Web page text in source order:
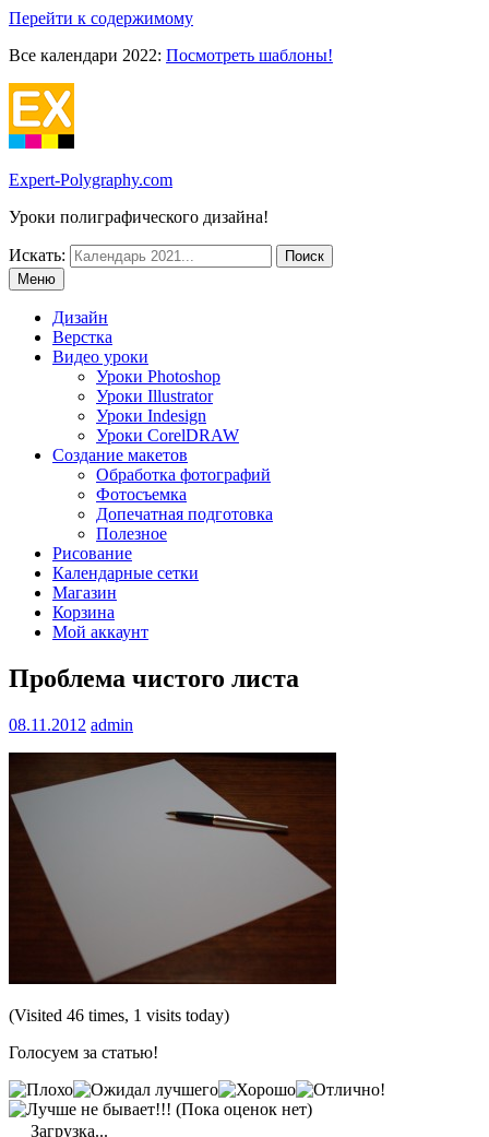
Перейти к содержимому
Все календари 2022: Посмотреть шаблоны!
Expert-Polygraphy.com
Уроки полиграфического дизайна!
Искать:
Меню
Дизайн
Верстка
Видео уроки
Уроки Photoshop
Уроки Illustrator
Уроки Indesign
Уроки CorelDRAW
Создание макетов
Обработка фотографий
Фотосъемка
Допечатная подготовка
Полезное
Рисование
Календарные сетки
Магазин
Корзина
Мой аккаунт
Проблема чистого листа
08.11.2012 admin
(Visited 46 times, 1 visits today)
Голосуем за статью!
(Пока оценок нет)
Загрузка...